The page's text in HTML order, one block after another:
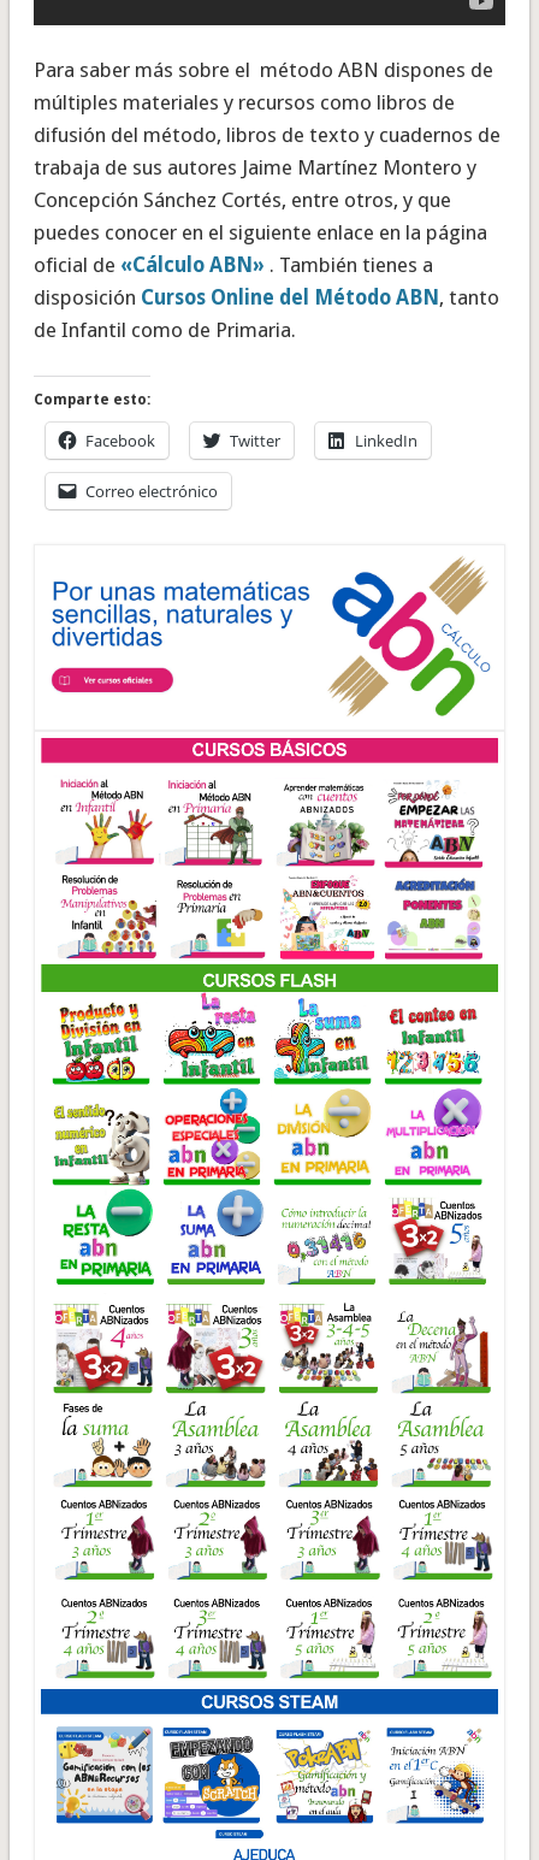
Para saber más sobre el método ABN dispones de
múltiples materiales y recursos como libros de
difusión del método, libros de texto y cuadernos de
trabaja de sus autores Jaime Martínez Montero y
Concepción Sánchez Cortés, entre otros, y que
puedes conocer en el siguiente enlace en la página
oficial de «Cálculo ABN» . También tienes a
disposición Cursos Online del Método ABN, tanto
de Infantil como de Primaria.
Comparte esto:
Facebook Twitter LinkedIn
Correo electrónico